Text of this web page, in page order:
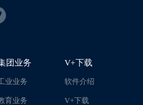
团业务
业业务
育业务
V+下载
软件介绍
V+下载